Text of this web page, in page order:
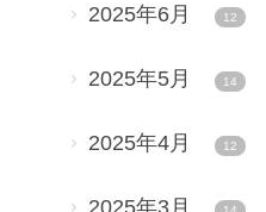
2025年6月 12
2025年5月 14
2025年4月 12
2025年3月